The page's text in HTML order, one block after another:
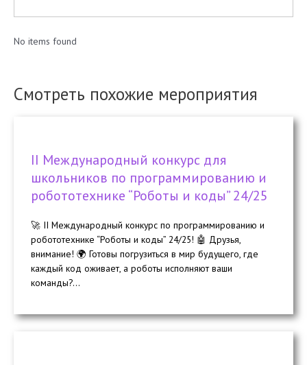
No items found
Смотреть похожие мероприятия
II Международный конкурс для
школьников по программированию и
робототехнике “Роботы и коды” 24/25
🚀 II Международный конкурс по программированию и
робототехнике “Роботы и коды” 24/25! 🤖 Друзья,
внимание! 🌍 Готовы погрузиться в мир будущего, где
каждый код оживает, а роботы исполняют ваши
команды?...